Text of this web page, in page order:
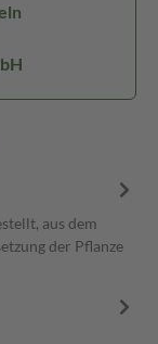
aus dem
der Pflanze